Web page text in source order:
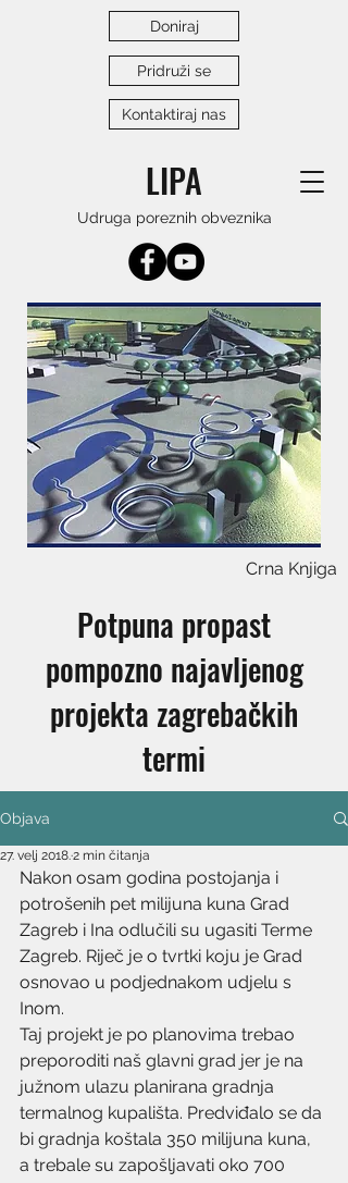
LIPA
Udruga poreznih obveznika
Doniraj
Pridruži se
Kontaktiraj nas
Crna Knjiga
Potpuna propast
pompozno najavljenog
projekta zagrebačkih
termi
Objava
27. velj 2018.2 min čitanja
Nakon osam godina postojanja i
potrošenih pet milijuna kuna Grad
Zagreb i Ina odlučili su ugasiti Terme
Zagreb. Riječ je o tvrtki koju je Grad
osnovao u podjednakom udjelu s
Inom.
Taj projekt je po planovima trebao
preporoditi naš glavni grad jer je na
južnom ulazu planirana gradnja
termalnog kupališta. Predviđalo se da
bi gradnja koštala 350 milijuna kuna,
a trebale su zapošljavati oko 700